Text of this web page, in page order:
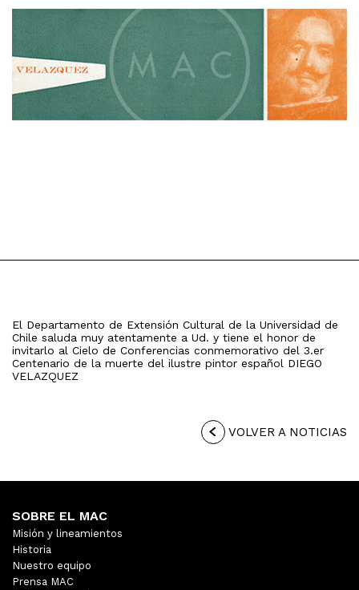
El Departamento de Extensión Cultural de la Universidad de
Chile saluda muy atentamente a Ud. y tiene el honor de
invitarlo al Cielo de Conferencias conmemorativo del 3.er
Centenario de la muerte del ilustre pintor español DIEGO
VELAZQUEZ
VOLVER A NOTICIAS
SOBRE EL MAC
Misión y lineamientos
Historia
Nuestro equipo
Prensa MAC